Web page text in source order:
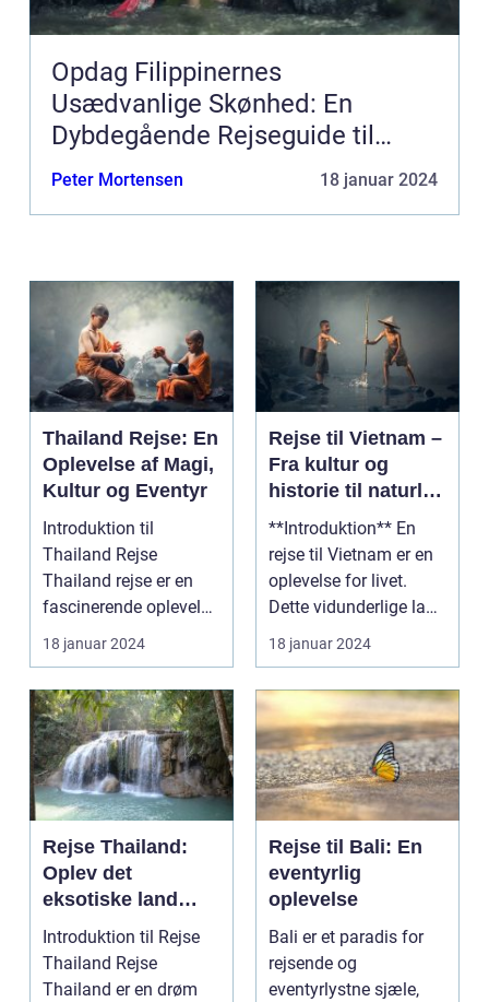
Opdag Filippinernes
Usædvanlige Skønhed: En
Dybdegående Rejseguide til
Filippinerne
Peter Mortensen 18 januar 2024
Thailand Rejse: En
Oplevelse af Magi,
Kultur og Eventyr
Introduktion til
Thailand Rejse
Thailand rejse er en
fascinerende oplevelse
for rejsende og
eventyr...
18 januar 2024
Rejse til Vietnam –
Fra kultur og
historie til naturlig
skønhed
**Introduktion** En
rejse til Vietnam er en
oplevelse for livet.
Dette vidunderlige land
i Sydøstasi...
18 januar 2024
Rejse Thailand:
Oplev det
eksotiske land
fyldt med rig kultur
og betagende
skønhed
Introduktion til Rejse
Thailand Rejse
Thailand er en drøm
Rejse til Bali: En
eventyrlig
oplevelse
Bali er et paradis for
rejsende og
eventyrlystne sjæle,